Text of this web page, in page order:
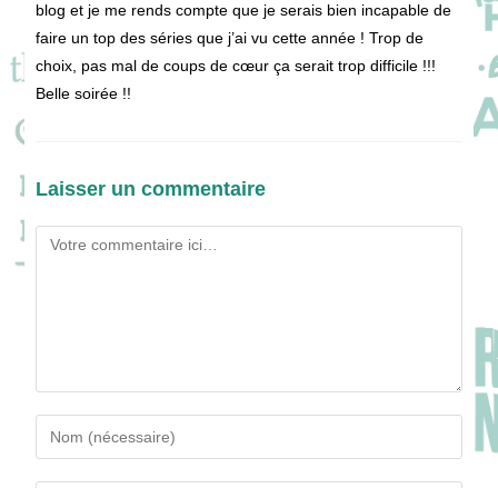
blog et je me rends compte que je serais bien incapable de
faire un top des séries que j’ai vu cette année ! Trop de
choix, pas mal de coups de cœur ça serait trop difficile !!!
Belle soirée !!
Laisser un commentaire
Comment
Enter
your
name